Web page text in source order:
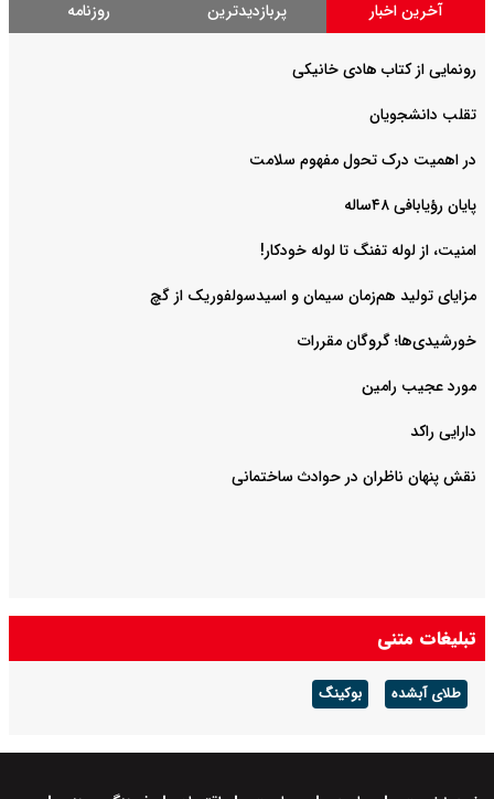
آخرین اخبار پربازدیدترین روزنامه
رونمایی از کتاب هادی خانیکی
‌تقلب دانشجویان
در اهمیت درک تحول مفهوم سلامت
پایان رؤیابافی ۴۸ساله
امنیت، از لوله تفنگ تا ‌لوله خودکار!
مزایای تولید هم‌زمان سیمان و اسیدسولفوریک از گچ
خورشیدی‌ها؛ گروگان مقررات
مورد عجیب رامین
دارایی راکد
نقش پنهان ناظران در حوادث ساختمانی
تبلیغات متنی
طلای آبشده بوکینگ